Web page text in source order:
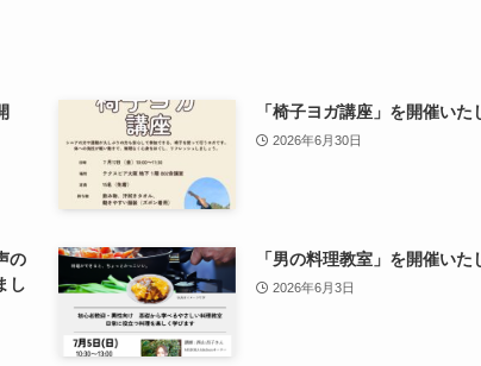
「椅子ヨガ講座」を開催いた
2026年6月30日
の
し
「男の料理教室」を開催いた
2026年6月3日